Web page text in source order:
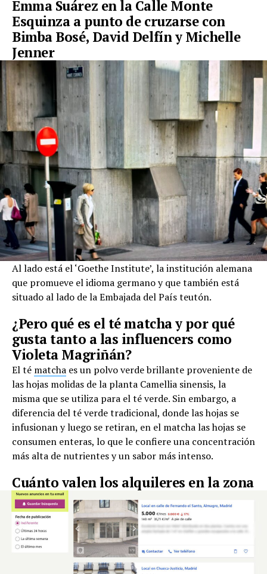
Emma Suárez en la Calle Monte
Esquinza a punto de cruzarse con
Bimba Bosé, David Delfín y Michelle
Jenner
Al lado está el ‘Goethe Institute’, la institución alemana
que promueve el idioma germano y que también está
situado al lado de la Embajada del País teutón.
¿Pero qué es el té matcha y por qué
gusta tanto a las influencers como
Violeta Magriñán?
El té matcha es un polvo verde brillante proveniente de
las hojas molidas de la planta Camellia sinensis, la
misma que se utiliza para el té verde. Sin embargo, a
diferencia del té verde tradicional, donde las hojas se
infusionan y luego se retiran, en el matcha las hojas se
consumen enteras, lo que le confiere una concentración
más alta de nutrientes y un sabor más intenso.
Cuánto valen los alquileres en la zona